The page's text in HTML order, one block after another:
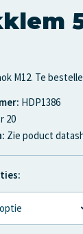
M12. Te
HDP1386
20
Zie poduct